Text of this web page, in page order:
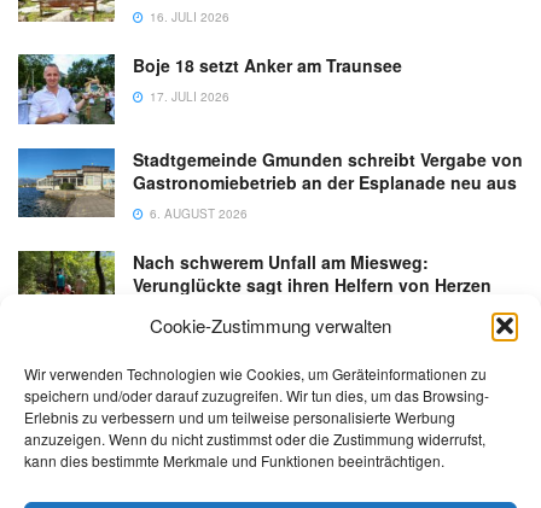
Cookie-Zustimmung verwalten
Wir verwenden Technologien wie Cookies, um Geräteinformationen zu
speichern und/oder darauf zuzugreifen. Wir tun dies, um das Browsing-
Erlebnis zu verbessern und um teilweise personalisierte Werbung
anzuzeigen. Wenn du nicht zustimmst oder die Zustimmung widerrufst,
kann dies bestimmte Merkmale und Funktionen beeinträchtigen.
16. JULI 2026
Boje 18 setzt Anker am Traunsee
17. JULI 2026
Stadtgemeinde Gmunden schreibt Vergabe von
Gastronomiebetrieb an der Esplanade neu aus
6. AUGUST 2026
Nach schwerem Unfall am Miesweg:
Verunglückte sagt ihren Helfern von Herzen
3. AUGUST 2026